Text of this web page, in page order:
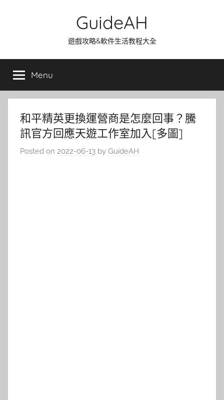
GuideAH
遊戲攻略&軟件生活教程大全
Menu
和平精英更換運營商是怎麼回事？騰
訊官方回應天遊工作室加入[多圖]
Posted on 2022-06-13 by GuideAH